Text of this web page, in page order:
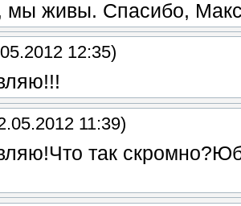
мы живы. Спасибо,
12:35)
11:39)
так